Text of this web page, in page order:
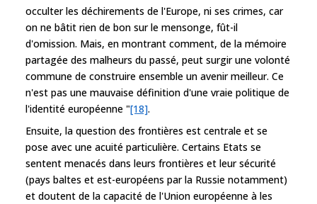
occulter les déchirements de l'Europe, ni ses crimes, car
on ne bâtit rien de bon sur le mensonge, fût-il
d'omission. Mais, en montrant comment, de la mémoire
partagée des malheurs du passé, peut surgir une volonté
commune de construire ensemble un avenir meilleur. Ce
n'est pas une mauvaise définition d'une vraie politique de
l'identité européenne "[18].
Ensuite, la question des frontières est centrale et se
pose avec une acuité particulière. Certains Etats se
sentent menacés dans leurs frontières et leur sécurité
(pays baltes et est-européens par la Russie notamment)
et doutent de la capacité de l'Union européenne à les